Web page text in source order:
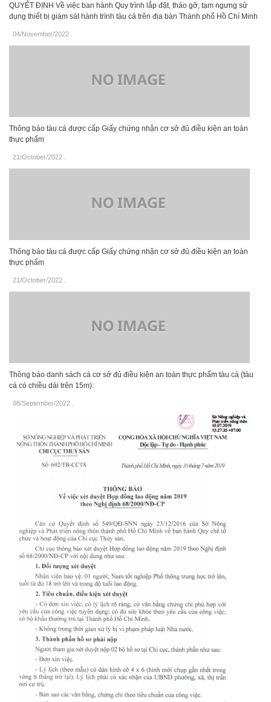
QUYẾT ĐỊNH Về việc ban hành Quy trình lắp đặt, tháo gỡ, tạm ngưng sử
dụng thiết bị giám sát hành trình tàu cá trên địa bàn Thành phố Hồ Chí Minh
04/November/2022
Thông báo tàu cá được cấp Giấy chứng nhận cơ sở đủ điều kiện an toàn
thực phẩm
21/October/2022
Thông báo tàu cá được cấp Giấy chứng nhận cơ sở đủ điều kiện an toàn
thực phẩm
21/October/2022
Thông báo danh sách cá cơ sở đủ điều kiện an toàn thực phẩm tàu cá (tàu
cá có chiều dài trên 15m):
08/September/2022